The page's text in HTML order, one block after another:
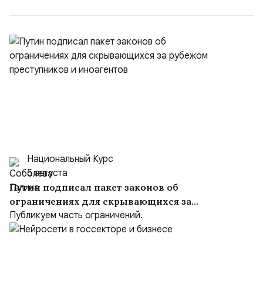
Национальный Курс
5 августа
Путин подписал пакет законов об
ограничениях для скрывающихся за
рубежом преступников и иноагентов
Публикуем часть ограничений.